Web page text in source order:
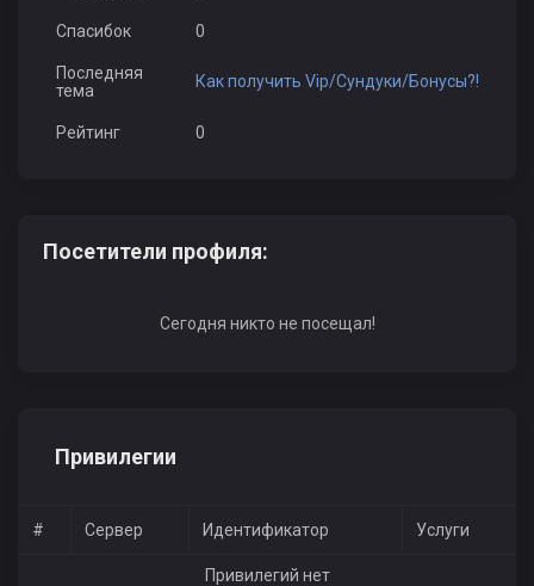
Спасибок 0
Последняя
тема
Как получить Vip/Сундуки/Бонусы?!
Рейтинг 0
Посетители профиля:
Сегодня никто не посещал!
Привилегии
# Сервер Идентификатор Услуги
Привилегий нет